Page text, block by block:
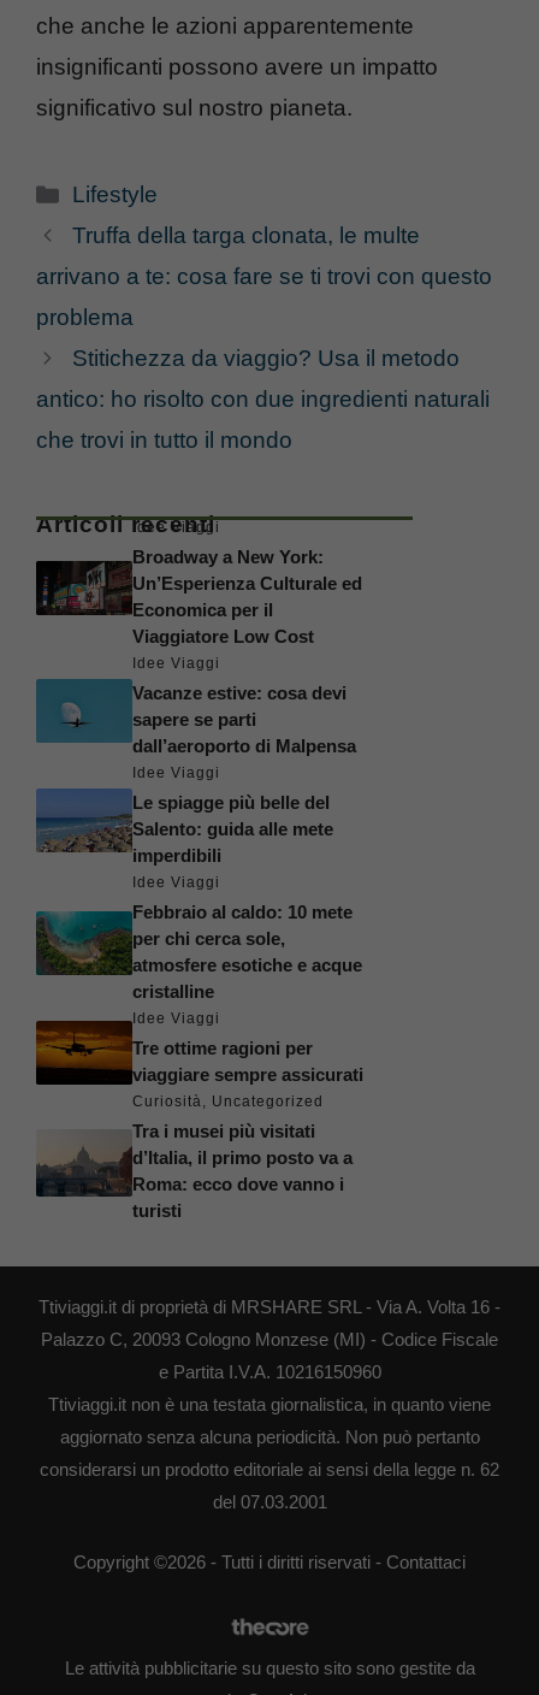
che anche le azioni apparentemente
insignificanti possono avere un impatto
significativo sul nostro pianeta.
Categorie
Lifestyle
Truffa della targa clonata, le multe
arrivano a te: cosa fare se ti trovi con questo
problema
Stitichezza da viaggio? Usa il metodo
antico: ho risolto con due ingredienti naturali
che trovi in tutto il mondo
Articoli recenti
Idee Viaggi
Broadway a New York:
Un’Esperienza Culturale ed
Economica per il
Viaggiatore Low Cost
Idee Viaggi
Vacanze estive: cosa devi
sapere se parti
dall’aeroporto di Malpensa
Idee Viaggi
Le spiagge più belle del
Salento: guida alle mete
imperdibili
Idee Viaggi
Febbraio al caldo: 10 mete
per chi cerca sole,
atmosfere esotiche e acque
cristalline
Idee Viaggi
Tre ottime ragioni per
viaggiare sempre assicurati
Curiosità, Uncategorized
Tra i musei più visitati
d’Italia, il primo posto va a
Roma: ecco dove vanno i
turisti
Ttiviaggi.it di proprietà di MRSHARE SRL - Via A. Volta 16 -
Palazzo C, 20093 Cologno Monzese (MI) - Codice Fiscale
e Partita I.V.A. 10216150960
Ttiviaggi.it non è una testata giornalistica, in quanto viene
aggiornato senza alcuna periodicità. Non può pertanto
considerarsi un prodotto editoriale ai sensi della legge n. 62
del 07.03.2001
Copyright ©2026 - Tutti i diritti riservati - Contattaci
Le attività pubblicitarie su questo sito sono gestite da